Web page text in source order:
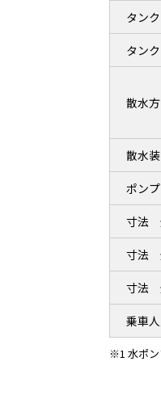
タン
タン
散水
散水
ポン
寸法
寸法
寸法
乗車
※1 水ポン